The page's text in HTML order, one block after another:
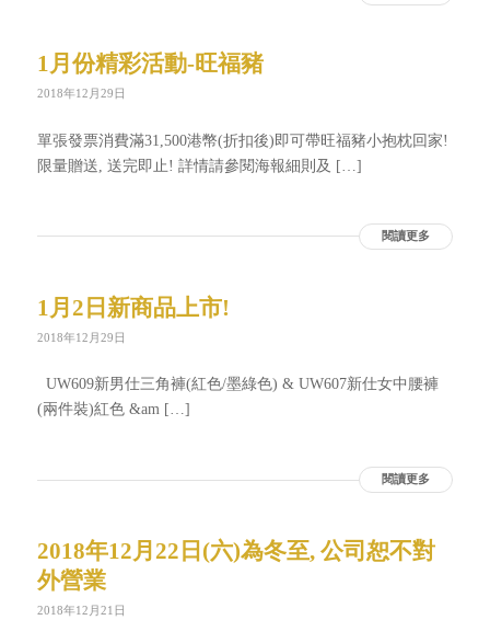
1月份精彩活動-旺福豬
2018年12月29日
單張發票消費滿31,500港幣(折扣後)即可帶旺福豬小抱枕回家!
限量贈送, 送完即止! 詳情請參閱海報細則及 […]
閱讀更多
1月2日新商品上市!
2018年12月29日
UW609新男仕三角褲(紅色/墨綠色) & UW607新仕女中腰褲
(兩件裝)紅色 &am […]
閱讀更多
2018年12月22日(六)為冬至, 公司恕不對
外營業
2018年12月21日